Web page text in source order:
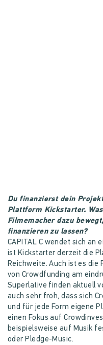
Du finanzierst dein
Plattform Kickstarter.
Filmemacher dazu
finanzieren zu lassen?
CAPITAL C wendet sich an
ist Kickstarter derzeit die
Reichweite. Auch ist es
von Crowdfunding am
Superlative finden aktuell
auch sehr froh, dass sich
und für jede Form eigene
einen Fokus auf
beispielsweise auf Musik
oder Pledge-Music.